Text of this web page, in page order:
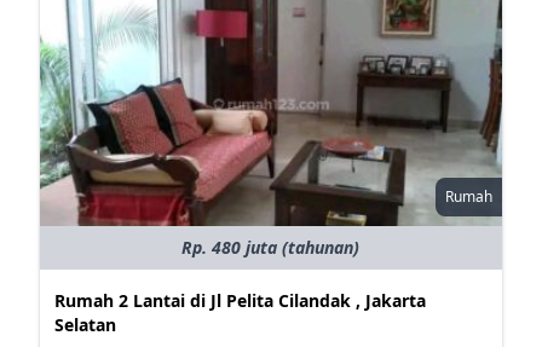
Rumah
Rp. 480 juta (tahunan)
Rumah 2 Lantai di Jl Pelita Cilandak , Jakarta
Selatan